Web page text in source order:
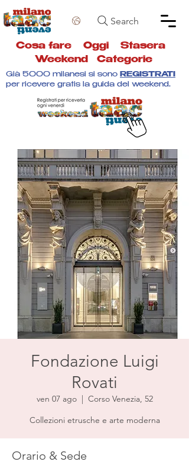
Search
Cosa fare Oggi Stasera
Weekend
Categorie
Già 5000 milanesi si sono REGISTRATI
per ricevere gratis la guida del weekend.
Fondazione Luigi
Rovati
ven 07 ago
  |
Corso Venezia, 52
Collezioni etrusche e arte moderna
Orario & Sede